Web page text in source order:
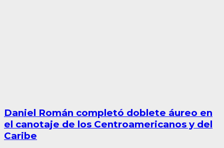
Daniel Román completó doblete áureo en
el canotaje de los Centroamericanos y del
Caribe